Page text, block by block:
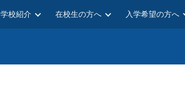
Skip to main content
学校紹介 在校生の方へ 入学希望の方へ